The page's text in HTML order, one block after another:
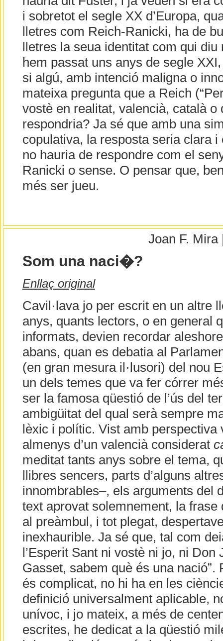
i sobretot el segle XX d’Europa,
lletres com Reich-Ranicki, ha de
lletres la seua identitat com qui
hem passat uns anys de segle
si algú, amb intenció maligna o
mateixa pregunta que a Reich
vostè en realitat, valencià, català o
respondria? Ja sé que amb una
copulativa, la resposta seria clara
no hauria de respondre com el
Ranicki o sense. O pensar que,
més ser jueu.
Joan F.
Som una naci�?
Enllaç original
Cavil·lava jo per escrit en un altre
anys, quants lectors, o en general
informats, devien recordar
abans, quan es debatia al
(en gran mesura il·lusori) del nou
un dels temes que va fer córrer
ser la famosa qüestió de l’ús del
ambigüitat del qual serà sempre
lèxic i polític. Vist amb perspectiva
almenys d’un valencià considerat
meditat tants anys sobre el tema,
llibres sencers, parts d’alguns
innombrables–, els arguments del
text aprovat solemnement, la frase
al preàmbul, i tot plegat,
inexhaurible. Ja sé que, tal com
l’Esperit Sant ni vostè ni jo, ni Don
Gasset, sabem què és una nació”.
és complicat, no hi ha en les
definició universalment aplicable,
unívoc, i jo mateix, a més de
escrites, he dedicat a la qüestió